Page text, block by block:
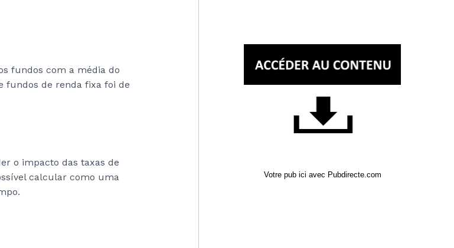
fundos com a média do
fundos de renda fixa foi de
o impacto das taxas de
calcular como uma
Votre pub ici avec Pubdirecte.com